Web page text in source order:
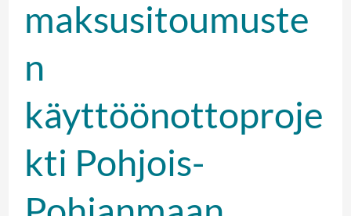
maksusitoumuste
n
käyttöönottoproje
kti Pohjois-